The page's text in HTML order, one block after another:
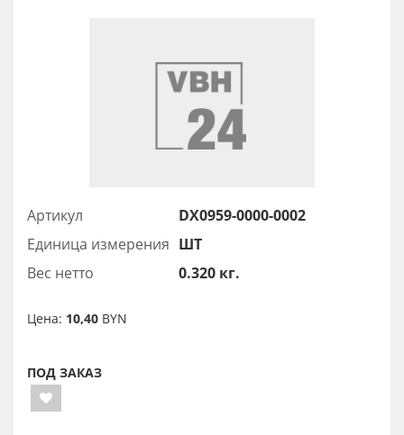
Артикул
DX0959-0000-0002
Единица измерения ШТ
Вес нетто
0.320 кг.
Цена: 10,40 BYN
ПОД ЗАКАЗ